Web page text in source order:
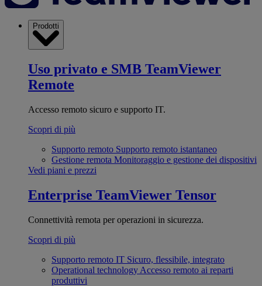
Prodotti
Uso privato e SMB TeamViewer
Remote
Accesso remoto sicuro e supporto IT.
Scopri di più
Supporto remoto Supporto remoto istantaneo
Gestione remota Monitoraggio e gestione dei dispositivi
Vedi piani e prezzi
Enterprise TeamViewer Tensor
Connettività remota per operazioni in sicurezza.
Scopri di più
Supporto remoto IT Sicuro, flessibile, integrato
Operational technology Accesso remoto ai reparti
produttivi